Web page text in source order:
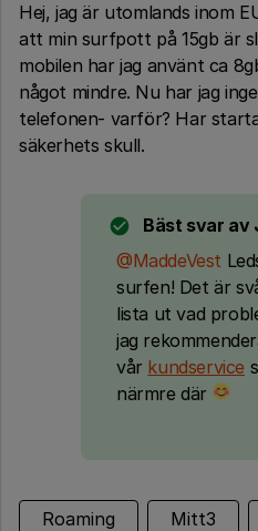
Hej, jag är utomlands inom
att min surfpott på 15gb är
mobilen har jag använt ca
något mindre. Nu har jag
telefonen- varför? Har
säkerhets skull.
Bäst svar av
@MaddeVest
surfen! Det är
lista ut vad
jag
vår kundservice
närmre där
Roaming Mitt3